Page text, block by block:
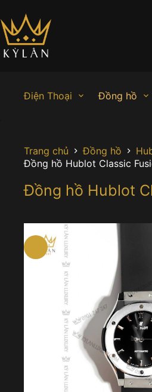
đến
phần
nội
dung
Điện Thoại Đồng hồ
Trang chủ Đồng hồ
Đồng hồ Hublot Classic
Đồng hồ Hublot